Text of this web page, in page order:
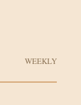
WEEKLY